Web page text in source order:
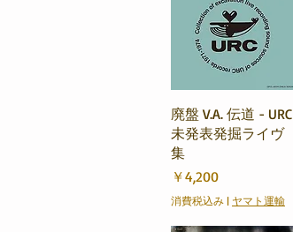
クイックビュー
廃盤 V.A. 伝道 - URC
未発表発掘ライヴ
集
価格
￥4,200
消費税込み | ヤマト運輸